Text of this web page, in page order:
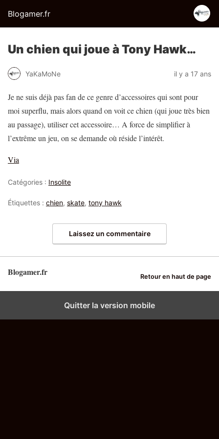
Blogamer.fr
Un chien qui joue à Tony Hawk…
YaKaMoNe il y a 17 ans
Je ne suis déjà pas fan de ce genre d’accessoires qui sont pour
moi superflu, mais alors quand on voit ce chien (qui joue très bien
au passage), utiliser cet accessoire… A force de simplifier à
l’extrême un jeu, on se demande où réside l’intérêt.
Via
Catégories : Insolite
Étiquettes : chien, skate, tony hawk
Laissez un commentaire
Blogamer.fr Retour en haut de page
Quitter la version mobile